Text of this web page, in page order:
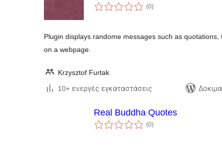
(0αξιολογήσεις
σύνολο
)
Plugin displays randome messages such as
on a webpage.
Krzysztof Furtak
10+ ενεργές εγκαταστάσεις
Real Buddha Quotes
(0αξιολογήσεις
σύνολο
)